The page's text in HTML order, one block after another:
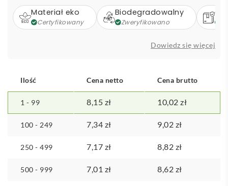
Materiał eko
Certyfikowany
Biodegradowalny
Zweryfikowano
Dowiedz się więcej
Ilość Cena netto Cena brutto
1 - 99 8,15 zł 10,02 zł
100 - 249 7,34 zł 9,02 zł
250 - 499 7,17 zł 8,82 zł
500 - 999 7,01 zł 8,62 zł